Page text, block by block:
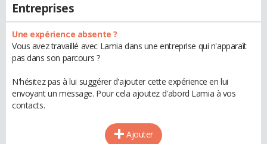
Entreprises
Une expérience absente ?
Vous avez travaillé avec Lamia dans une entreprise qui n'apparaît
pas dans son parcours ?
N'hésitez pas à lui suggérer d'ajouter cette expérience en lui
envoyant un message. Pour cela ajoutez d'abord Lamia à vos
contacts.
Ajouter